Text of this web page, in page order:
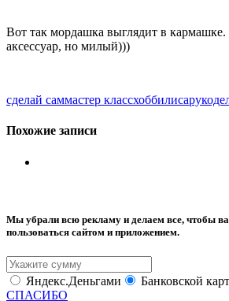
Вот так мордашка выглядит в
аксессуар, но милый)))
сделай саммастер классхоббилиса
Похожие записи
Мы убрали всю рекламу и делаем все, чтобы
пользоваться сайтом и приложением.
Яндекс.Деньгами
Банковской
СПАСИБО